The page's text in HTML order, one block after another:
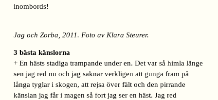
inombords!
Jag och Zorba, 2011. Foto av Klara Steurer.
3 bästa känslorna
+ En hästs stadiga trampande under en. Det var så himla länge
sen jag red nu och jag saknar verkligen att gunga fram på
långa tyglar i skogen, att rejsa över fält och den pirrande
känslan jag får i magen så fort jag ser en häst. Jag red